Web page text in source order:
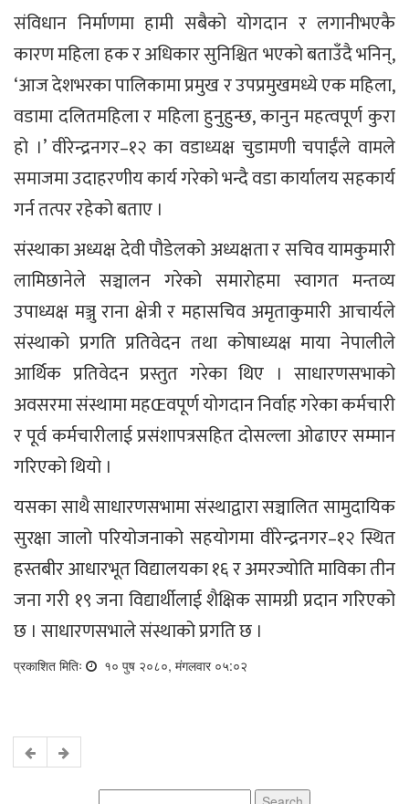
संविधान निर्माणमा हामी सबैको योगदान र लगानीभएकै
कारण महिला हक र अधिकार सुनिश्चित भएको बताउँदै भनिन्,
‘आज देशभरका पालिकामा प्रमुख र उपप्रमुखमध्ये एक महिला,
वडामा दलितमहिला र महिला हुनुहुन्छ, कानुन महत्वपूर्ण कुरा
हो ।’ वीरेन्द्रनगर–१२ का वडाध्यक्ष चुडामणी चपाईंले वामले
समाजमा उदाहरणीय कार्य गरेको भन्दै वडा कार्यालय सहकार्य
गर्न तत्पर रहेको बताए ।
संस्थाका अध्यक्ष देवी पौडेलको अध्यक्षता र सचिव यामकुमारी
लामिछानेले सञ्चालन गरेको समारोहमा स्वागत मन्तव्य
उपाध्यक्ष मञ्जु राना क्षेत्री र महासचिव अमृताकुमारी आचार्यले
संस्थाको प्रगति प्रतिवेदन तथा कोषाध्यक्ष माया नेपालीले
आर्थिक प्रतिवेदन प्रस्तुत गरेका थिए । साधारणसभाको
अवसरमा संस्थामा महŒवपूर्ण योगदान निर्वाह गरेका कर्मचारी
र पूर्व कर्मचारीलाई प्रसंशापत्रसहित दोसल्ला ओढाएर सम्मान
गरिएको थियो ।
यसका साथै साधारणसभामा संस्थाद्वारा सञ्चालित सामुदायिक
सुरक्षा जालो परियोजनाको सहयोगमा वीरेन्द्रनगर–१२ स्थित
हस्तबीर आधारभूत विद्यालयका १६ र अमरज्योति माविका तीन
जना गरी १९ जना विद्यार्थीलाई शैक्षिक सामग्री प्रदान गरिएको
छ । साधारणसभाले संस्थाको प्रगति छ ।
प्रकाशित मितिः १० पुष २०८०, मंगलवार ०५:०२